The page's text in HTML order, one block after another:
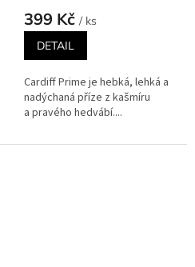
399 Kč / ks
DETAIL
Cardiff Prime je hebká, lehká a
nadýchaná příze z kašmíru
a pravého hedvábí....